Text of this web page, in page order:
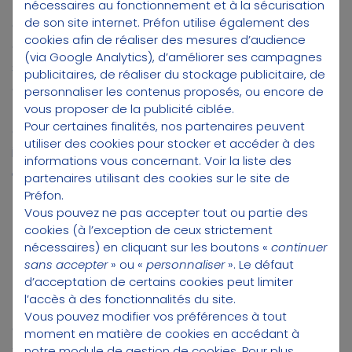
constituer un capital à long terme, les
quinquagénaires préparer leur retraite, et les
seniors optimiser leur transmission. L'absence
de plafond d'âge distingue l'assurance-vie du
PER ou des livrets réglementés. Cette
caractéristique en fait un outil patrimonial
intergénérationnel,adapté à différentes
étapes de la vie.
LE CHOIX DES BÉNÉFICIAIRES LORS D'UNE
SUCCESSION
L'assurance-vie permet dedésigner
librement un ou plusieurs bénéficiaires
contournant en partie les règles de
nécessaires au fonctionnement et à la sécurisation
de son site internet. Préfon utilise également des
cookies afin de réaliser des mesures d’audience
(via Google Analytics), d’améliorer ses campagnes
publicitaires, de réaliser du stockage publicitaire, de
personnaliser les contenus proposés, ou encore de
vous proposer de la publicité ciblée.
Pour certaines finalités, nos partenaires peuvent
utiliser des cookies pour stocker et accéder à des
informations vous concernant. Voir la liste des
partenaires utilisant des cookies sur le site de
Préfon.
Vous pouvez ne pas accepter tout ou partie des
cookies (à l’exception de ceux strictement
nécessaires) en cliquant sur les boutons « continuer
sans accepter» ou « personnaliser». Le défaut
d’acceptation de certains cookies peut limiter
l’accès à des fonctionnalités du site.
Vous pouvez modifier vos préférences à tout
moment en matière de cookies en accédant à